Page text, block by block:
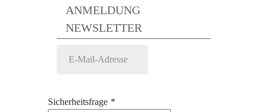
ANMELDUNG
NEWSLETTER
Sicherheitsfrage *